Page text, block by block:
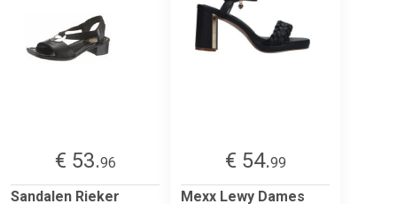
€ 53.96
Sandalen Rieker
€ 54.99
Mexx Lewy Dames